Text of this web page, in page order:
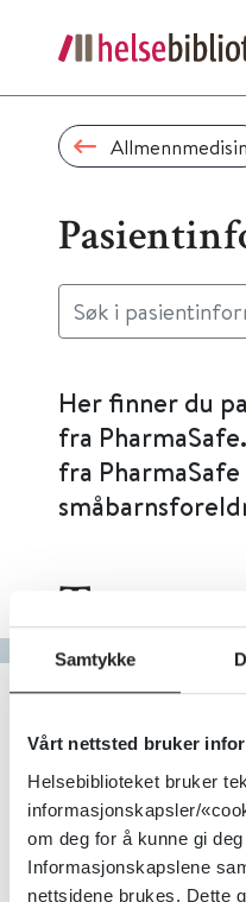
Samtykke
Vårt nettsted bruker
Helsebiblioteket bruker
informasjonskapsler/
om deg for å kunne gi
Informasjonskapslene
nettsidene brukes. Dette
Allmennmedisin
Her finner du
fra
fra
Tema
Gå til bokstav
Filter
1 Treff